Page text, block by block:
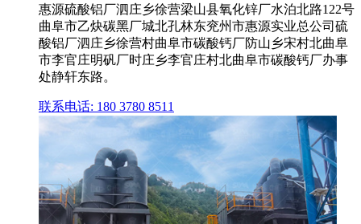
惠源硫酸铝厂泗庄乡徐营梁山县氧化锌厂水泊北路122号
曲阜市乙炔碳黑厂城北孔林东兖州市惠源实业总公司硫
酸铝厂泗庄乡徐营村曲阜市碳酸钙厂防山乡宋村北曲阜
市李官庄明矾厂时庄乡李官庄村北曲阜市碳酸钙厂办事
处静轩东路。
联系电话: 180 3780 8511